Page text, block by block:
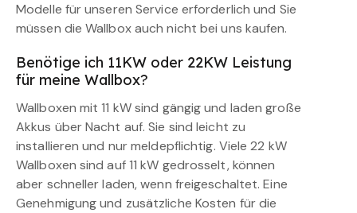
Modelle für unseren Service erforderlich und Sie
müssen die Wallbox auch nicht bei uns kaufen.
Benötige ich 11KW oder 22KW Leistung
für meine Wallbox?
Wallboxen mit 11 kW sind gängig und laden große
Akkus über Nacht auf. Sie sind leicht zu
installieren und nur meldepflichtig. Viele 22 kW
Wallboxen sind auf 11 kW gedrosselt, können
aber schneller laden, wenn freigeschaltet. Eine
Genehmigung und zusätzliche Kosten für die